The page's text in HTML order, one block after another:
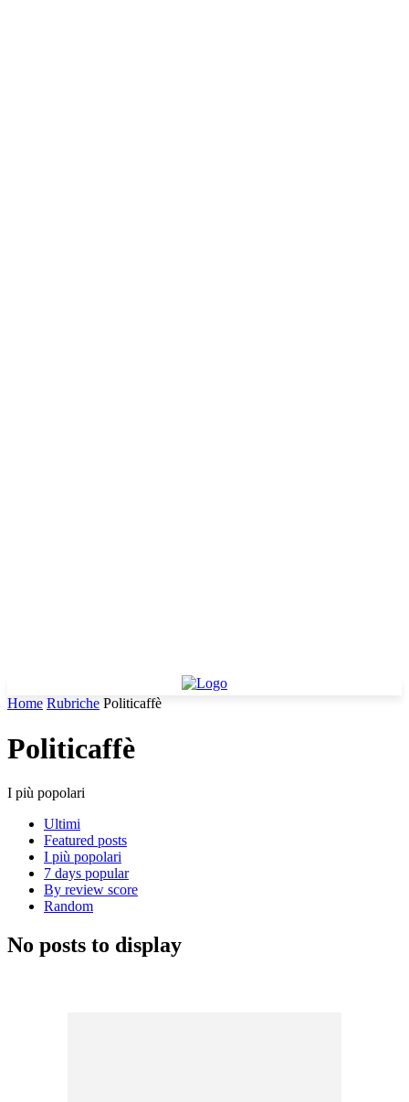
Home Rubriche Politicaffè
Politicaffè
I più popolari
Ultimi
Featured posts
I più popolari
7 days popular
By review score
Random
No posts to display